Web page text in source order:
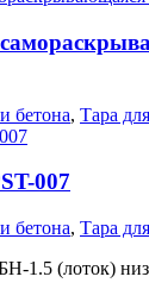
бетона, Тара
007
бетона, Тара